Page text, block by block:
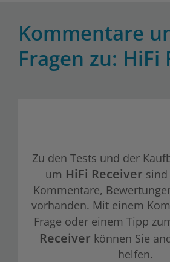
Kommentare
Fragen zu: HiFi
Zu den Tests und der
um HiFi Receiver
Kommentare,
vorhanden. Mit einem
Frage oder einem Tipp
Receiver können Sie
helfen.